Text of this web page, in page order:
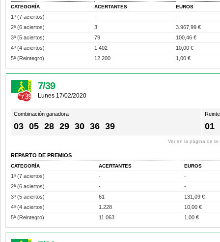
CATEGORÍA ACERTANTES EUROS
1ª (7 aciertos) -
-
2ª (6 aciertos)
3
3.967,99 €
3ª (5 aciertos)
79
100,46 €
4ª (4 aciertos)
1.402
10,00 €
5ª (Reintegro)
12.200 1,00 €
7/39
Lunes 17/02/2020
Combinación ganadora
03 05 28 29 30 36 39 01
Ver en la página de la
REPARTO DE PREMIOS
CATEGORÍA ACERTANTES EUROS
1ª (7 aciertos) -
-
2ª (6 aciertos)
-
-
3ª (5 aciertos)
61
131,09 €
4ª (4 aciertos)
1.228
10,00 €
5ª (Reintegro)
11.063 1,00 €